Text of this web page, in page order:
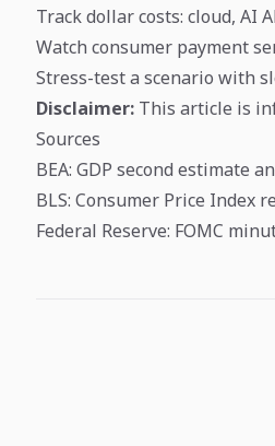
Track dollar costs: cloud, AI
Watch consumer payment
Stress-test a scenario with
Disclaimer: This article is
Sources
BEA: GDP second estimate
BLS: Consumer Price Index
Federal Reserve: FOMC